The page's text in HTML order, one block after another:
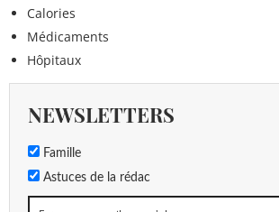
Calories
Médicaments
Hôpitaux
NEWSLETTERS
Famille
Astuces de la rédac